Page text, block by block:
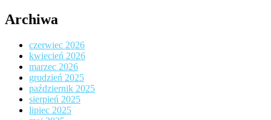
Archiwa
czerwiec 2026
kwiecień 2026
marzec 2026
grudzień 2025
październik 2025
sierpień 2025
lipiec 2025